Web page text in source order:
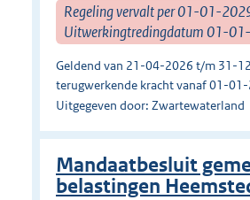
Regeling vervalt per 01-01-
Uitwerkingtredingdatum 01-
Geldend van 21-04-2026 t/m 31-
terugwerkende kracht vanaf 01-
Uitgegeven door: Zwartewaterland
Mandaatbesluit
belastingen